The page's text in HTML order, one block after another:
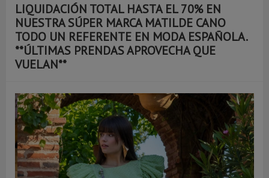
LIQUIDACIÓN TOTAL HASTA EL 70% EN
NUESTRA SÚPER MARCA MATILDE CANO
TODO UN REFERENTE EN MODA ESPAÑOLA.
**ÚLTIMAS PRENDAS APROVECHA QUE
VUELAN**